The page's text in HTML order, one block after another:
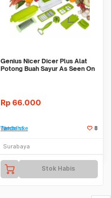
Genius Nicer Dicer Plus Alat
Potong Buah Sayur As Seen On
Rp 66.000
Tambah ke Watchlist 8
Surabaya
Stok Habis